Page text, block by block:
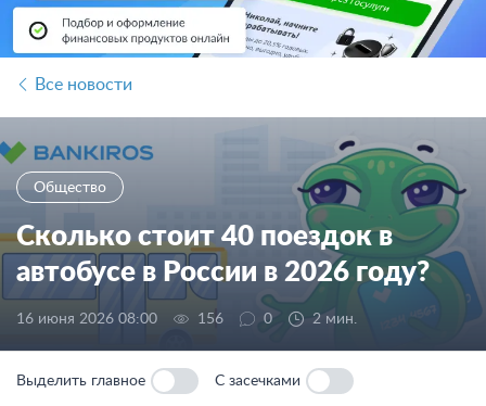
Все новости
Общество
Сколько стоит 40 поездок в
автобусе в России в 2026 году?
16 июня 2026 08:00 156 0 2 мин.
Выделить главное С засечками